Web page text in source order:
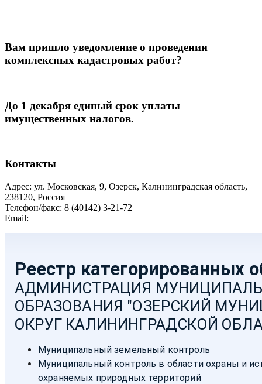
Вам пришло уведомление о проведении
комплексных кадастровых работ?
До 1 декабря единый срок уплаты
имущественных налогов.
Контакты
Адрес: ул. Московская, 9, Озерск, Калининградская область,
238120, Россия
Телефон/факс: 8 (40142) 3-21-72
Email: